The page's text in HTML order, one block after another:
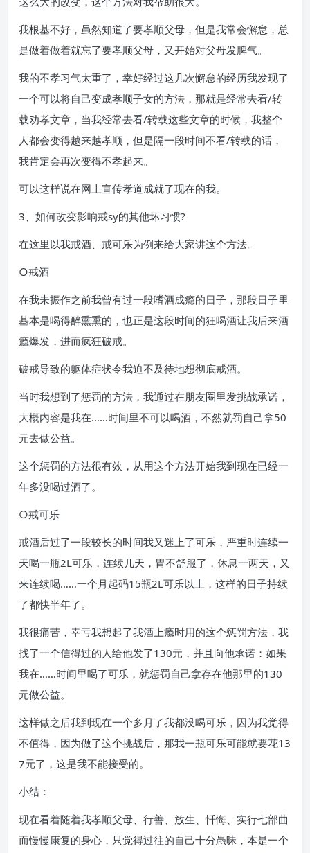
我根基不好，虽然知道了要孝顺父母，但是我常会懈怠，总
是做着做着就忘了要孝顺父母，又开始对父母发脾气。
我的不孝习气太重了，幸好经过这几次懈怠的经历我发现了
一个可以将自己变成孝顺子女的方法，那就是经常去看/转
载劝孝文章，当我经常去看/转载这些文章的时候，我整个
人都会变得越来越孝顺，但是隔一段时间不看/转载的话，
我肯定会再次变得不孝起来。
可以这样说在网上宣传孝道成就了现在的我。
3、如何改变影响戒sy的其他坏习惯?
在这里以我戒酒、戒可乐为例来给大家讲这个方法。
○戒酒
在我未振作之前我曾有过一段嗜酒成瘾的日子，那段日子里
基本是喝得醉熏熏的，也正是这段时间的狂喝酒让我后来酒
瘾爆发，进而疯狂破戒。
破戒导致的躯体症状令我迫不及待地想彻底戒酒。
当时我想到了惩罚的方法，我通过在朋友圈里发挑战承诺，
大概内容是我在……时间里不可以喝酒，不然就罚自己拿50
元去做公益。
这个惩罚的方法很有效，从用这个方法开始我到现在已经一
年多没喝过酒了。
○戒可乐
戒酒后过了一段较长的时间我又迷上了可乐，严重时连续一
天喝一瓶2L可乐，连续几天，胃不舒服了，休息一两天，又
来连续喝……一个月起码15瓶2L可乐以上，这样的日子持续
了都快半年了。
我很痛苦，幸亏我想起了我酒上瘾时用的这个惩罚方法，我
找了一个信得过的人给他发了130元，并且向他承诺：如果
我在……时间里喝了可乐，就惩罚自己拿存在他那里的130
元做公益。
这样做之后我到现在一个多月了我都没喝可乐，因为我觉得
不值得，因为做了这个挑战后，那我一瓶可乐可能就要花13
7元了，这是我不能接受的。
小结：
现在看着随着我孝顺父母、行善、放生、忏悔、实行七部曲
而慢慢康复的身心，只觉得过往的自己十分愚昧，本是一个